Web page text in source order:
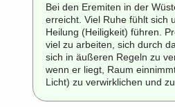
Bei den Eremiten in der
erreicht. Viel Ruhe fühlt sich
Heilung (Heiligkeit) führen.
viel zu arbeiten, sich durch
sich in äußeren Regeln zu
wenn er liegt, Raum
Licht) zu verwirklichen und